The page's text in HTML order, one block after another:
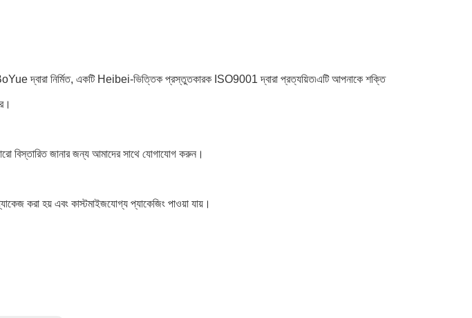
দ্বারা নির্মিত, একটি Heibei-ভিত্তিক প্রস্তুতকারক ISO9001 দ্বারা প্রত্যয়িত৷এটি আপনাকে শক্তি
জানার জন্য আমাদের সাথে যোগাযোগ করুন।
করা হয় এবং কাস্টমাইজযোগ্য প্যাকেজিং পাওয়া যায়।